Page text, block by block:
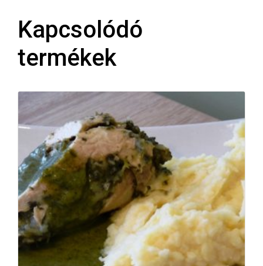
Kapcsolódó
termékek